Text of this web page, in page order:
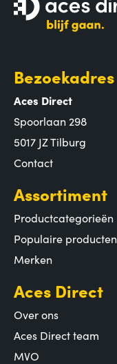
Bezoekadres
Aces Direct
Spoorlaan 298
5017 JZ Tilburg
Contact
Assortiment
Productcategorieën
Populaire producten
Merken
Aces Direct
Over ons
Aces Direct team
MVO